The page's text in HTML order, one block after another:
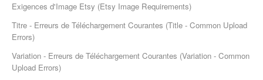
Contact
Exigences d'Image Etsy (Etsy Image Requirements)
Titre - Erreurs de Téléchargement Courantes (Title - Common Upload
Errors)
Variation - Erreurs de Téléchargement Courantes (Variation - Common
Upload Errors)